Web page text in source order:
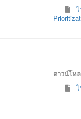
ดาวน์โห